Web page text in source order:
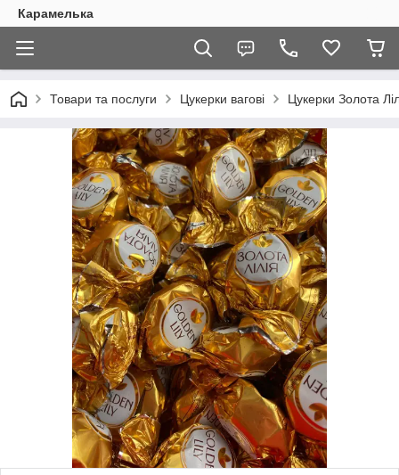
Карамелька
Товари та послуги Цукерки вагові Цукерки Золота